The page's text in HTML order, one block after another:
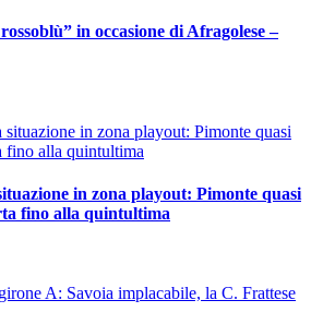
in occasione di Afragolese –
in zona playout: Pimonte quasi
fino alla quintultima